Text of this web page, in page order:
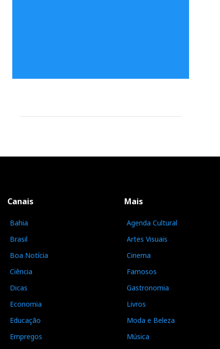
Canais
Bahia
Brasil
Boa Notícia
Ciência
Dicas
Economia
Educação
Empregos
Mais
Agenda Cultural
Artes Visuais
Cinema
Famosos
Gastronomia
Livros
Moda e Beleza
Música